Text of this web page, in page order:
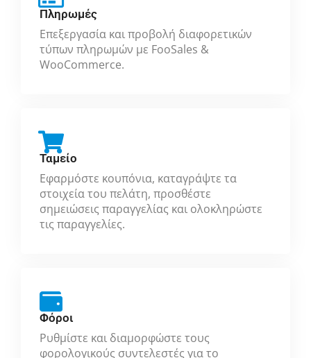
Πληρωμές
Επεξεργασία και προβολή διαφορετικών
τύπων πληρωμών με FooSales &
WooCommerce.
Ταμείο
Εφαρμόστε κουπόνια, καταγράψτε τα
στοιχεία του πελάτη, προσθέστε
σημειώσεις παραγγελίας και ολοκληρώστε
τις παραγγελίες.
Φόροι
Ρυθμίστε και διαμορφώστε τους
φορολογικούς συντελεστές για το